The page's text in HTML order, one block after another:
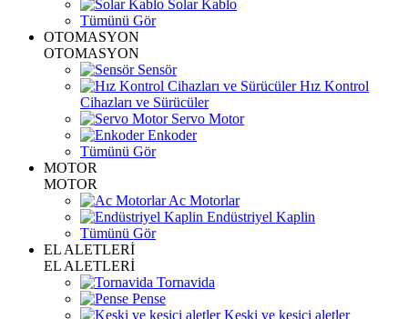
Solar Kablo
Tümünü Gör
OTOMASYON
OTOMASYON
Sensör
Hız Kontrol
Cihazları ve Sürücüler
Servo Motor
Enkoder
Tümünü Gör
MOTOR
MOTOR
Ac Motorlar
Endüstriyel Kaplin
Tümünü Gör
EL ALETLERİ
EL ALETLERİ
Tornavida
Pense
Keski ve kesici aletler